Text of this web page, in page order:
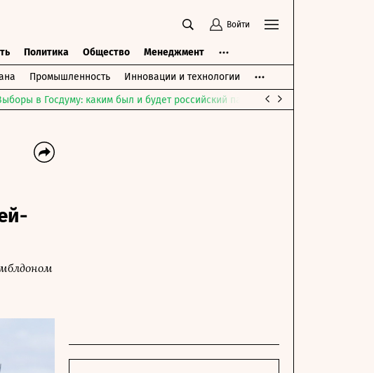
Войти
Политика Общество Менеджмент
Промышленность Инновации и технологии
в Госдуму: каким был и будет российский парламент